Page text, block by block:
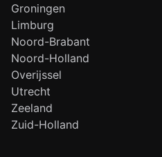
Groningen
Limburg
Noord-Brabant
Noord-Holland
Overijssel
Utrecht
Zeeland
Zuid-Holland